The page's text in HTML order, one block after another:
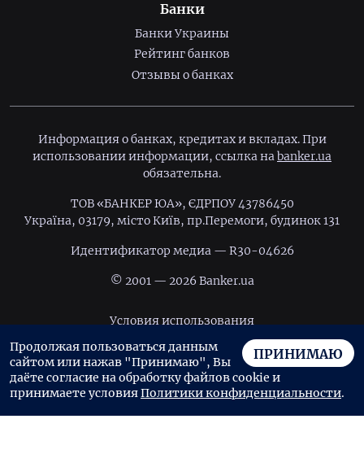
Банки
Банки Украины
Рейтинг банков
Отзывы о банках
Информация о банках, кредитах и вкладах. При
использовании информации, ссылка на banker.ua
обязательна.
ТОВ «БАНКЕР ЮА», ЄДРПОУ 43786450
Україна, 03179, місто Київ, пр.Перемоги, будинок 131
Идентификатор медиа — R30-04626
© 2001 — 2026 Banker.ua
Условия использования
Политика конфиденциальности
Пользовательское соглашение
ПРИНИМАЮ
Продолжая пользоваться данным
сайтом или нажав "Принимаю", Вы
даёте согласие на обработку файлов cookie и
принимаете условияПолитики конфиденциальности.